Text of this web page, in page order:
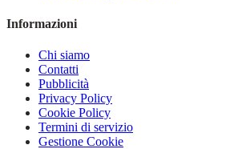
Informazioni
Chi siamo
Contatti
Pubblicità
Privacy Policy
Cookie Policy
Termini di servizio
Gestione Cookie